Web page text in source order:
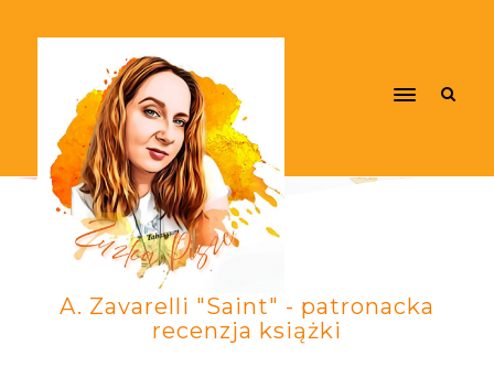
A. Zavarelli "Saint" - patronacka
recenzja książki